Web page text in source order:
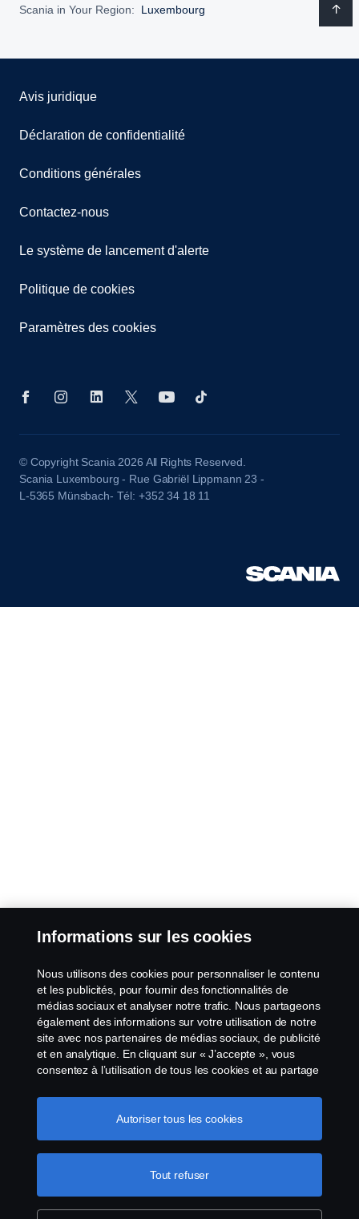
Scania in Your Region: Luxembourg
Avis juridique
Déclaration de confidentialité
Conditions générales
Contactez-nous
Le système de lancement d'alerte
Politique de cookies
Paramètres des cookies
© Copyright Scania 2026 All Rights Reserved.
Scania Luxembourg - Rue Gabriël Lippmann 23 -
L-5365 Münsbach- Tél: +352 34 18 11
Informations sur les cookies
Nous utilisons des cookies pour personnaliser le contenu
et les publicités, pour fournir des fonctionnalités de
médias sociaux et analyser notre trafic. Nous partageons
également des informations sur votre utilisation de notre
site avec nos partenaires de médias sociaux, de publicité
et en analytique. En cliquant sur « J’accepte », vous
consentez à l’utilisation de tous les cookies et au partage
cookies en cliquant sur « Paramètres des cookies » et en
sélectionnant les catégories que vous souhaitez
Pour en savoir plus sur la
protection de votre vie privée
Tout refuser
Autoriser tous les cookies